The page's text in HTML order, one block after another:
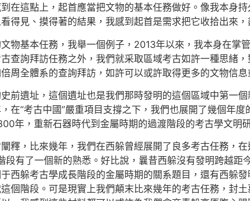
在這點上，起首應當把文物的基本任務做好。像我本身
得見、摸得著的結果，我感到起首是需求把它收拾出來
物基本任務，我舉一個例子，2013年以來，我本身在掌
查詢拜訪任務之外，我們就采取區域考古如許一種思緒
周全體系的查詢拜訪，如許可以或許取得更多的文物信息
前遺址，這個遺址也是我們那時發明的這個區域中第一
在“考古中國”嚴重項目支撐之下，我們也展開了幾個年
年，重新石器時代到金屬時期的過渡階段的考古學文明
釋，比來幾年，我們在西躲曾經展開了良多考古任務，
有了一個新的熟悉。好比說，曩昔西躲沒有發明跨越
西躲考古學成長階段的金屬時期的關系題目，還有西躲
個階段。可是現實上我們顛末比來幾年的考古任務，封